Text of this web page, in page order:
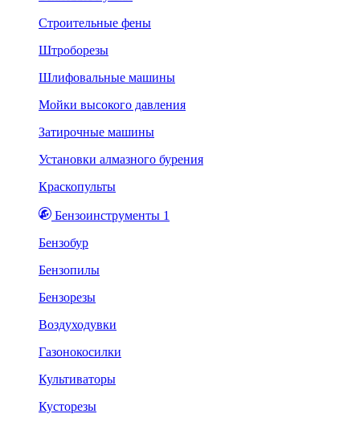
Строительные фены
Штроборезы
Шлифовальные машины
Мойки высокого давления
Затирочные машины
Установки алмазного бурения
Краскопульты
Бензоинструменты 1
Бензобур
Бензопилы
Бензорезы
Воздуходувки
Газонокосилки
Культиваторы
Кусторезы